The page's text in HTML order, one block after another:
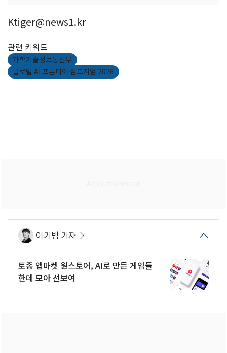
Ktiger@news1.kr
관련 키워드
과학기술정보통신부
글로벌 AI 프론티어 심포지엄 2026
이기범 기자
토종 앱마켓 원스토어, AI로 만든 게임들
한데 모아 선보여